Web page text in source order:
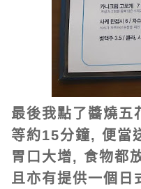
最後我點了醬燒
等約15分鐘, 便當
胃口大增, 食物都
且亦有提供一個日